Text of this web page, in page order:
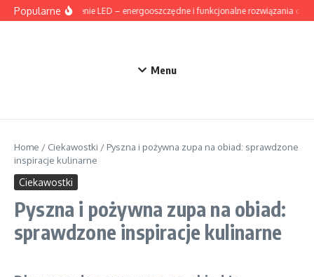
Przejdź do treści
PopularneOświetlenie LED – energooszczędne i funkcjonalne rozwiązania do
Menu
Home / Ciekawostki / Pyszna i pożywna zupa na obiad: sprawdzone
inspiracje kulinarne
Ciekawostki
Pyszna i pożywna zupa na obiad:
sprawdzone inspiracje kulinarne